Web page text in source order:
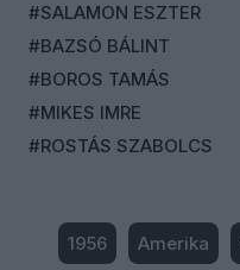
#SALAMON ESZTER
#BAZSÓ BÁLINT
#BOROS TAMÁS
#MIKES IMRE
#ROSTÁS SZABOLCS
1956 Amerika